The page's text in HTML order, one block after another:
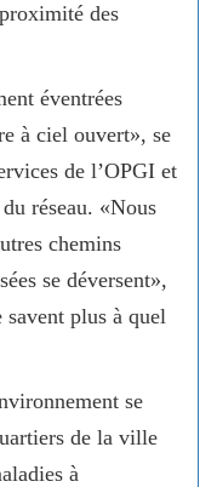
des
éventrées
à ciel ouvert», se
de l’OPGI et
réseau. «Nous
chemins
se déversent»,
savent plus à quel
se
de la ville
à